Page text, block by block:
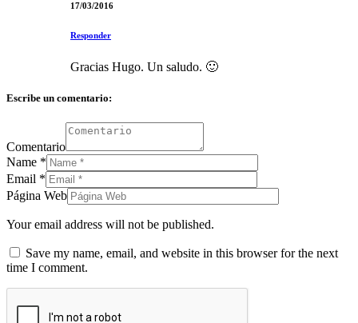
17/03/2016
Responder
Gracias Hugo. Un saludo. 🙂
Escribe un comentario:
Comentario
Name *
Email *
Página Web
Your email address will not be published.
Save my name, email, and website in this browser for the next
time I comment.